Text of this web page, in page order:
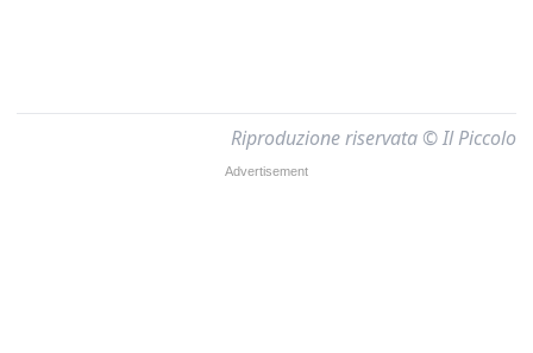
Riproduzione riservata © Il Piccolo